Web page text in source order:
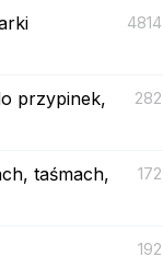
4814
przypinek,
282
taśmach,
172
192